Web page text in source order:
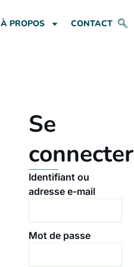
À PROPOS CONTACT
Se
connecter
Identifiant ou
adresse e-mail
Mot de passe